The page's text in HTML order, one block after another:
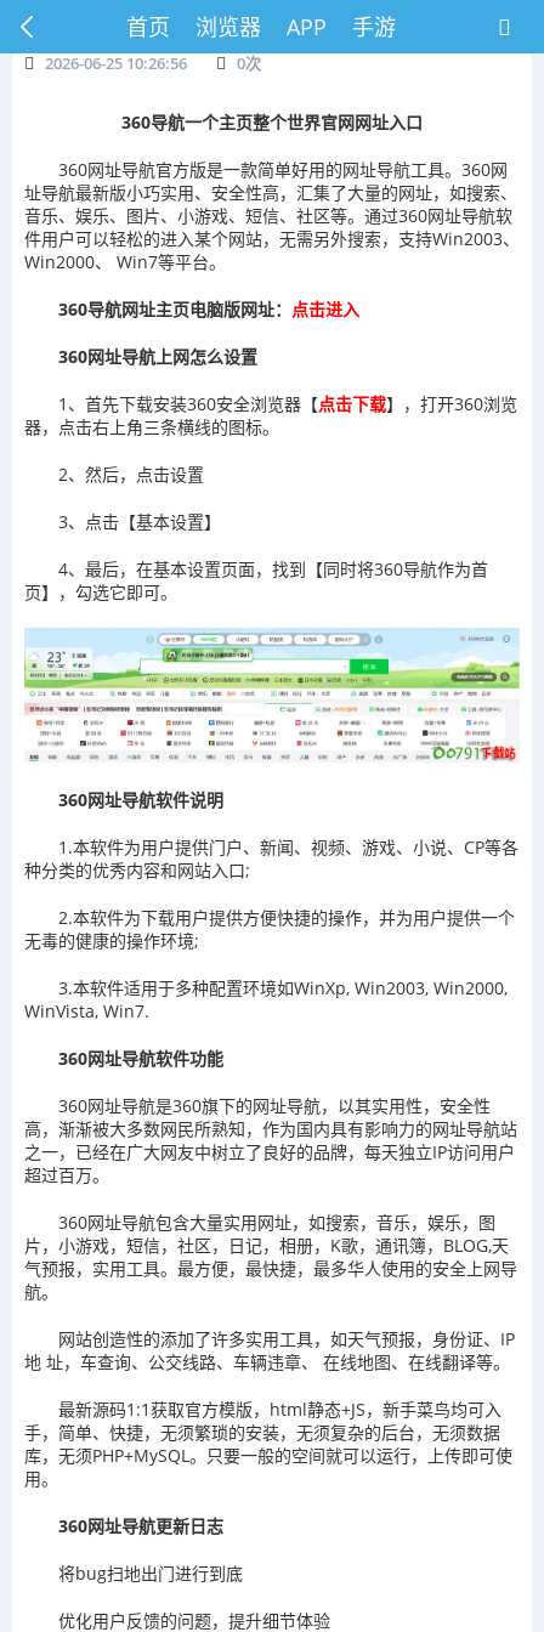
首页 浏览器 APP 手游
2026-06-25 10:26:56 0次
360导航一个主页整个世界官网网址入口
360网址导航官方版是一款简单好用的网址导航工具。360网
址导航最新版小巧实用、安全性高，汇集了大量的网址，如搜索、
音乐、娱乐、图片、小游戏、短信、社区等。通过360网址导航软
件用户可以轻松的进入某个网站，无需另外搜索，支持Win2003、
Win2000、 Win7等平台。
360导航网址主页电脑版网址： 点击进入
360网址导航上网怎么设置
1、首先下载安装360安全浏览器【点击下载】，打开360浏览
器，点击右上角三条横线的图标。
2、然后，点击设置
3、点击【基本设置】
4、最后，在基本设置页面，找到【同时将360导航作为首
页】，勾选它即可。
360网址导航软件说明
1.本软件为用户提供门户、新闻、视频、游戏、小说、CP等各
种分类的优秀内容和网站入口;
2.本软件为下载用户提供方便快捷的操作，并为用户提供一个
无毒的健康的操作环境;
3.本软件适用于多种配置环境如WinXp, Win2003, Win2000,
WinVista, Win7.
360网址导航软件功能
360网址导航是360旗下的网址导航，以其实用性，安全性
高，渐渐被大多数网民所熟知，作为国内具有影响力的网址导航站
之一，已经在广大网友中树立了良好的品牌，每天独立IP访问用户
超过百万。
360网址导航包含大量实用网址，如搜索，音乐，娱乐，图
片，小游戏，短信，社区，日记，相册，K歌，通讯簿，BLOG,天
气预报，实用工具。最方便，最快捷，最多华人使用的安全上网导
航。
网站创造性的添加了许多实用工具，如天气预报，身份证、IP
地 址，车查询、公交线路、车辆违章、 在线地图、在线翻译等。
最新源码1:1获取官方模版，html静态+JS，新手菜鸟均可入
手，简单、快捷，无须繁琐的安装，无须复杂的后台，无须数据
库，无须PHP+MySQL。只要一般的空间就可以运行，上传即可使
用。
360网址导航更新日志
将bug扫地出门进行到底
优化用户反馈的问题，提升细节体验